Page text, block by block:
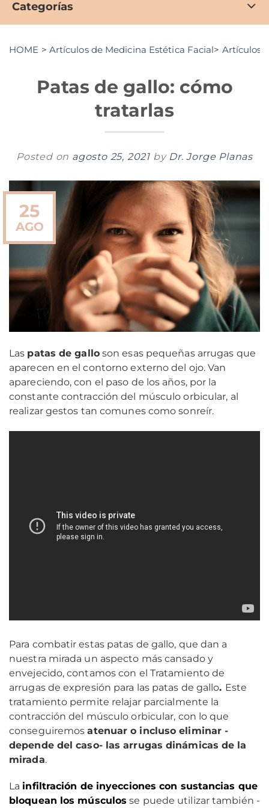
Categorías
HOME > Artículos de Medicina Estética Facial> Artículos
Patas de gallo: cómo
tratarlas
Posted on agosto 25, 2021 by Dr. Jorge Planas
25
AGO
Las patas de galloson esas pequeñas arrugas que
aparecen en el contorno externo del ojo. Van
apareciendo, con el paso de los años, por la
constante contracción del músculo orbicular, al
realizar gestos tan comunes como sonreír.
Para combatir estas patas de gallo, que dan a
nuestra mirada un aspecto más cansado y
envejecido, contamos con el Tratamiento de
arrugas de expresión para las patas de gallo. Este
tratamiento permite relajar parcialmente la
contracción del músculo orbicular, con lo que
conseguiremosatenuar o incluso eliminar -
depende del caso- las arrugas dinámicas de la
mirada.
Lainfiltración de inyecciones con sustancias que
bloquean los músculos se puede utilizar también -